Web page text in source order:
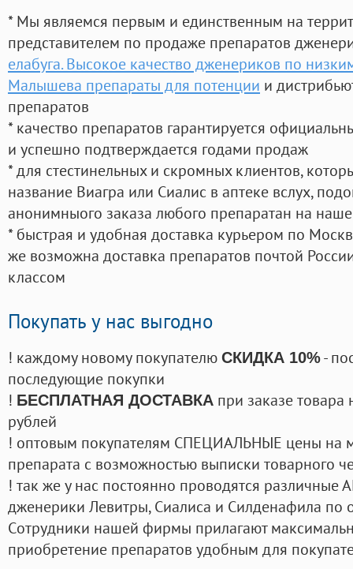
* Мы являемся первым и единственным на
представителем по продаже препаратов
елабуга. Высокое качество дженериков по
Малышева препараты для потенции и
препаратов
* качество препаратов гарантируется
и успешно подтверждается годами продаж
* для стестинельных и скромных клиентов,
название Виагра или Сиалис в аптеке вслух,
анонимныого заказа любого препаратан на
* быстрая и удобная доставка курьером по
же возможна доставка препаратов почтой
классом
Покупать у нас выгодно
! каждому новому покупателю СКИДКА 10%-
последующие покупки
! БЕСПЛАТНАЯ ДОСТАВКА при заказе
рублей
! оптовым покупателям СПЕЦИАЛЬНЫЕ цены на
препарата с возможностью выписки товарного
! так же у нас постоянно проводятся
дженерики Левитры, Сиалиса и Силденафила по
Cотрудники нашей фирмы прилагают
приобретение препаратов удобным для